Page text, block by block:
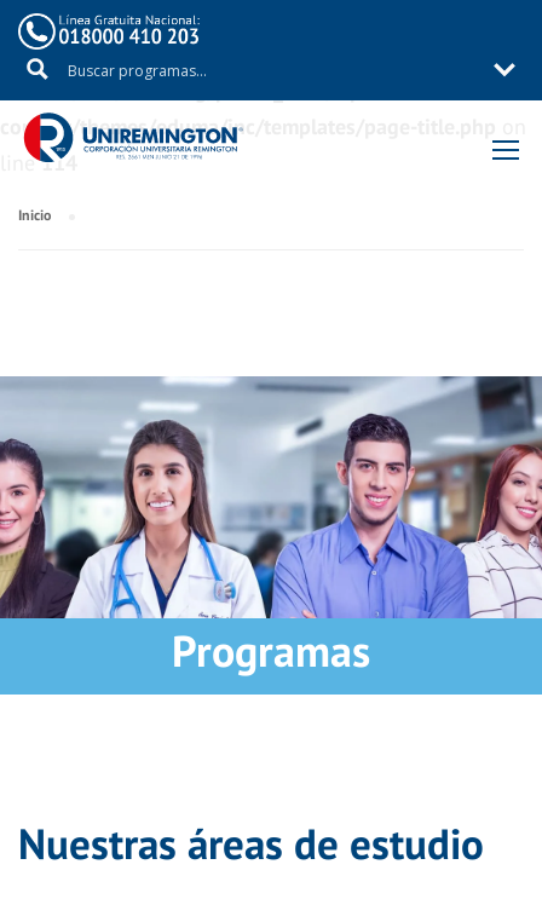
Warning
: Trying to access array offset on value of type
content/themes/eduma/inc/templates/page-title.php
line114
Inicio
Programas
Nuestras áreas de estudio